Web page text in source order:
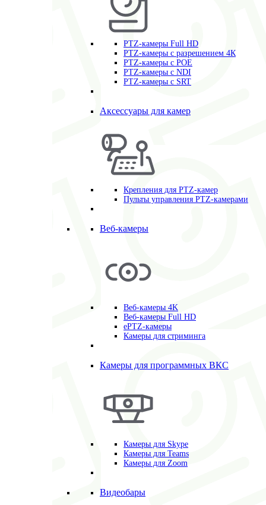
PTZ-камеры Full HD
PTZ-камеры с разрешением 4К
PTZ-камеры с POE
PTZ-камеры c NDI
PTZ-камеры с SRT
Аксессуары для камер
Крепления для PTZ-камер
Пульты управления PTZ-камерами
Веб-камеры
Веб-камеры 4K
Веб-камеры Full HD
ePTZ-камеры
Камеры для стриминга
Камеры для программных ВКС
Камеры для Skype
Камеры для Teams
Камеры для Zoom
Видеобары